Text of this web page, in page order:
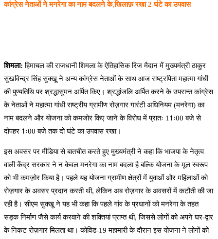
कांग्रेस नेताओं ने मनरेगा का नाम बदलने केखि़लाफ़रखा 2 घंटे का उपवास
शिमला:हिमाचल की राजधानी शिमला के ऐतिहासिक रिज मैदान में मुख्यमंत्री ठाकुर
सुखविन्द्र सिंह सुक्खू ने अन्य कांग्रेस नेताओं के साथ आज राष्ट्रपिता महात्मा गांधी
की पुण्यतिथि पर श्रद्धासुमन अर्पित किए। श्रद्धांजलि अर्पित करने के उपरान्त कांग्रेस
के नेताओं ने महात्मा गांधी राष्ट्रीय ग्रामीण रोज़गार गारंटी अधिनियम (मनरेगा) का
नाम बदलने और योजना को कमजोर किए जाने के विरोध में प्रातः 11ः00 बजे से
दोपहर 1ः00 बजे तक दो घंटे का उपवास रखा।
इस अवसर पर मीडिया से बातचीत करते हुए मुख्यमंत्री ने कहा कि भाजपा के नेतृत्व
वाली केंद्र सरकार ने न केवल मनरेगा का नाम बदला है बल्कि योजना के मूल स्वरूप
को भी कमज़ोर किया है। पहले यह योजना ग्रामीण क्षेत्रों में युवाओं और महिलाओं को
रोज़गार के अवसर प्रदान करती थी, लेकिन अब रोज़गार के अवसरों में कटौती की जा
रही है। सीएम सुक्खू ने यह भी कहा कि पहले गांव के प्रधानों को मनरेगा के तहत
सड़क निर्माण जैसे कार्य करवाने की शक्तियां प्राप्त थीं, जिससे लोगों को अपने घर-द्वार
के निकट रोज़गार मिलता था। कोविड-19 महामारी के दौरान इस योजना ने लोगों को